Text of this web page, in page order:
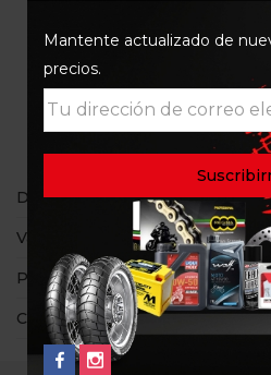
Descripción
Valoraciones (0)
Políticas de la tienda
Consultas
Mantente actualizado de
precios.